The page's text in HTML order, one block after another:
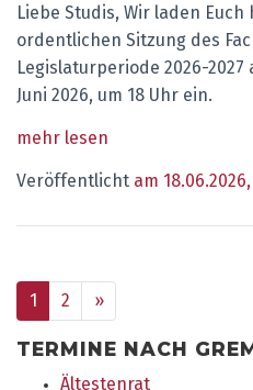
Liebe Studis, Wir laden Euch
ordentlichen Sitzung des
Legislaturperiode 2026-2027
Juni 2026, um 18 Uhr ein.
mehr lesen
Veröffentlicht am 18.06.2026,
1 2 »vor
TERMINE NACH
Ältestenrat